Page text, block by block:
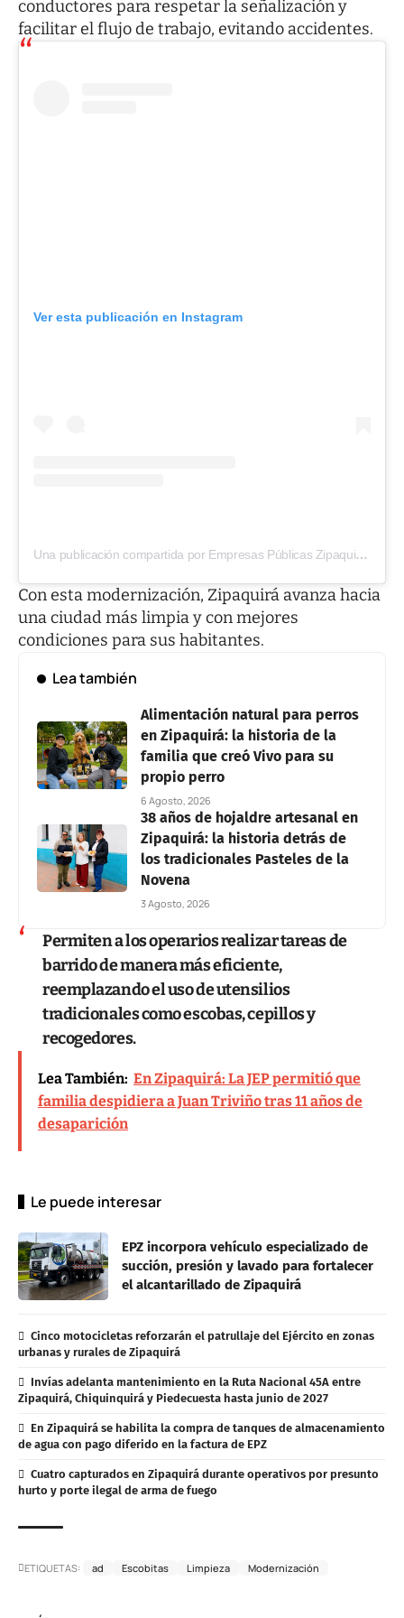
conductores para respetar la señalización y
facilitar el flujo de trabajo, evitando accidentes.
Ver esta publicación en Instagram
Una publicación compartida por Empresas Públicas Zipaquirá (@epzipaquira)
Con esta modernización, Zipaquirá avanza hacia
una ciudad más limpia y con mejores
condiciones para sus habitantes.
Lea también
Alimentación natural para perros
en Zipaquirá: la historia de la
familia que creó Vivo para su
propio perro
6 Agosto, 2026
38 años de hojaldre artesanal en
Zipaquirá: la historia detrás de
los tradicionales Pasteles de la
Novena
3 Agosto, 2026
Permiten a los operarios realizar tareas de
barrido de manera más eficiente,
reemplazando el uso de utensilios
tradicionales como escobas, cepillos y
recogedores.
Lea También: En Zipaquirá: La JEP permitió que
familia despidiera a Juan Triviño tras 11 años de
desaparición
Le puede interesar
EPZ incorpora vehículo especializado de
succión, presión y lavado para fortalecer
el alcantarillado de Zipaquirá
Cinco motocicletas reforzarán el patrullaje del Ejército en zonas
urbanas y rurales de Zipaquirá
Invías adelanta mantenimiento en la Ruta Nacional 45A entre
Zipaquirá, Chiquinquirá y Piedecuesta hasta junio de 2027
En Zipaquirá se habilita la compra de tanques de almacenamiento
de agua con pago diferido en la factura de EPZ
Cuatro capturados en Zipaquirá durante operativos por presunto
hurto y porte ilegal de arma de fuego
ETIQUETAS: ad Escobitas Limpieza Modernización